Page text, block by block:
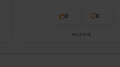
0 0
wczoraj